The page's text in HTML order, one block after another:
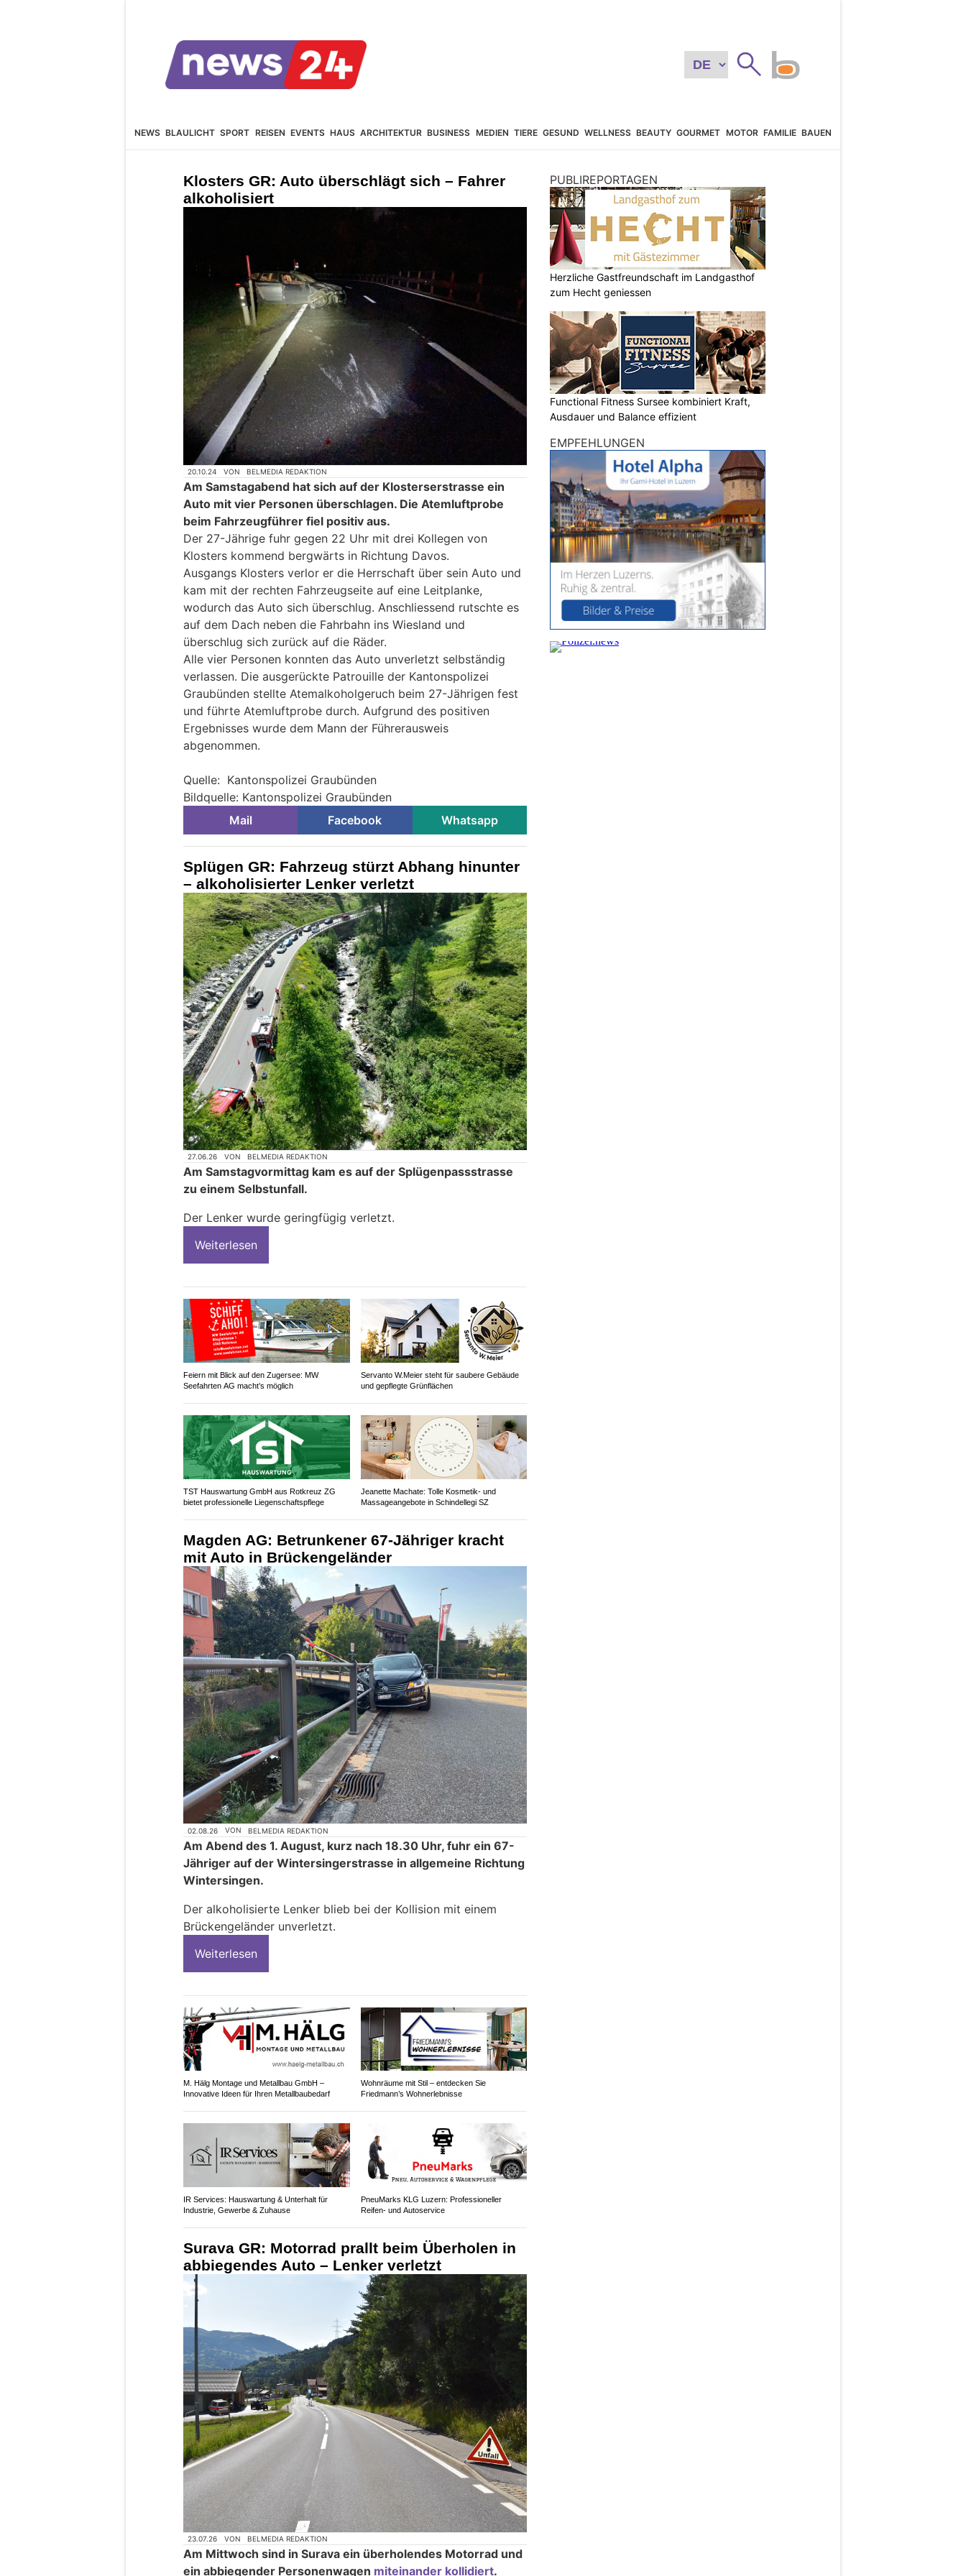
NEWS BLAULICHT SPORT REISEN EVENTS HAUS ARCHITEKTUR BUSINESS MEDIEN TIERE GESUND WELLNESS BEAUTY GOURMET MOTOR FAMILIE BAUEN
Klosters GR: Auto überschlägt sich – Fahrer
alkoholisiert
20.10.24 VON BELMEDIA REDAKTION
Am Samstagabend hat sich auf der Klosterserstrasse ein
Auto mit vier Personen überschlagen. Die Atemluftprobe
beim Fahrzeugführer fiel positiv aus.
Der 27-Jährige fuhr gegen 22 Uhr mit drei Kollegen von
Klosters kommend bergwärts in Richtung Davos.
Ausgangs Klosters verlor er die Herrschaft über sein Auto und
kam mit der rechten Fahrzeugseite auf eine Leitplanke,
wodurch das Auto sich überschlug. Anschliessend rutschte es
auf dem Dach neben die Fahrbahn ins Wiesland und
überschlug sich zurück auf die Räder.
Alle vier Personen konnten das Auto unverletzt selbständig
verlassen. Die ausgerückte Patrouille der Kantonspolizei
Graubünden stellte Atemalkoholgeruch beim 27-Jährigen fest
und führte Atemluftprobe durch. Aufgrund des positiven
Ergebnisses wurde dem Mann der Führerausweis
abgenommen.
Quelle: Kantonspolizei Graubünden
Bildquelle: Kantonspolizei Graubünden
Mail
Facebook Whatsapp
Splügen GR: Fahrzeug stürzt Abhang hinunter
– alkoholisierter Lenker verletzt
27.06.26 VON BELMEDIA REDAKTION
Am Samstagvormittag kam es auf der Splügenpassstrasse
zu einem Selbstunfall.
Der Lenker wurde geringfügig verletzt.
Weiterlesen
Feiern mit Blick auf den Zugersee: MW
Seefahrten AG macht’s möglich
Servanto W.Meier steht für saubere Gebäude
und gepflegte Grünflächen
TST Hauswartung GmbH aus Rotkreuz ZG
bietet professionelle Liegenschaftspflege
Jeanette Machate: Tolle Kosmetik- und
Massageangebote in Schindellegi SZ
Magden AG: Betrunkener 67-Jähriger kracht
mit Auto in Brückengeländer
02.08.26 VON BELMEDIA REDAKTION
Am Abend des 1. August, kurz nach 18.30 Uhr, fuhr ein 67-
Jähriger auf der Wintersingerstrasse in allgemeine Richtung
Wintersingen.
Der alkoholisierte Lenker blieb bei der Kollision mit einem
Brückengeländer unverletzt.
Weiterlesen
M. Hälg Montage und Metallbau GmbH –
Innovative Ideen für Ihren Metallbaubedarf
Wohnräume mit Stil – entdecken Sie
Friedmann’s Wohnerlebnisse
IR Services: Hauswartung & Unterhalt für
Industrie, Gewerbe & Zuhause
PneuMarks KLG Luzern: Professioneller
Reifen- und Autoservice
Surava GR: Motorrad prallt beim Überholen in
abbiegendes Auto – Lenker verletzt
23.07.26 VON BELMEDIA REDAKTION
Am Mittwoch sind in Surava ein überholendes Motorrad und
ein abbiegender Personenwagen miteinander kollidiert.
PUBLIREPORTAGEN
Herzliche Gastfreundschaft im Landgasthof
zum Hecht geniessen
Functional Fitness Sursee kombiniert Kraft,
Ausdauer und Balance effizient
EMPFEHLUNGEN